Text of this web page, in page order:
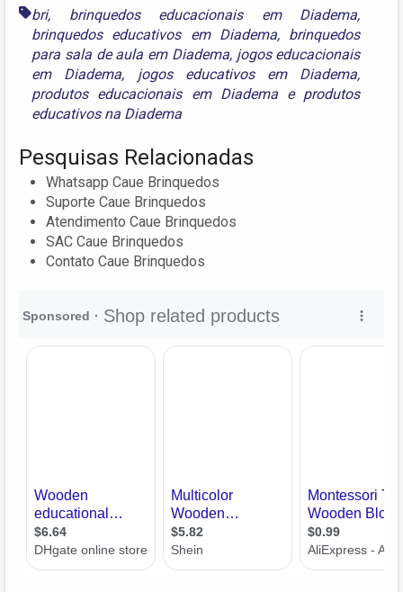
bri, brinquedos educacionais em Diadema,
brinquedos educativos em Diadema, brinquedos
para sala de aula em Diadema, jogos educacionais
em Diadema, jogos educativos em Diadema,
produtos educacionais em Diademae produtos
educativos na Diadema
Pesquisas Relacionadas
Whatsapp Caue Brinquedos
Suporte Caue Brinquedos
Atendimento Caue Brinquedos
SAC Caue Brinquedos
Contato Caue Brinquedos